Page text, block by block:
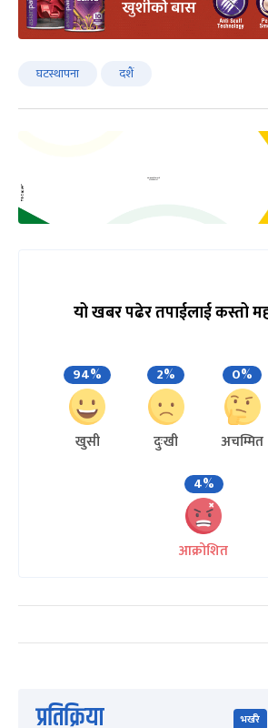
घटस्थापना दशैं
यो खबर पढेर तपाईलाई कस्तो
94%
खुसी
2%
दुःखी
0%
अचम्मित
4%
आक्रोशित
प्रतिक्रिया भर्खरै